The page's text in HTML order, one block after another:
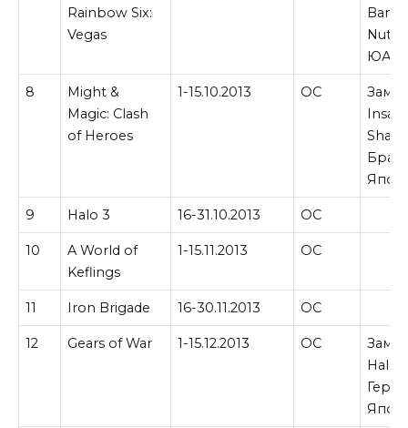
Rainbow Six:
Vegas
Nuts
ЮАР.
8
Might &
Magic: Clash
of Heroes
1-15.10.2013 ОС
9 Halo 3 16-31.10.2013 ОС
10
A World of
Keflings
1-15.11.2013 ОС
11 Iron Brigade 16-30.11.2013 ОС
12 Gears of War 1-15.12.2013 ОС
Halo